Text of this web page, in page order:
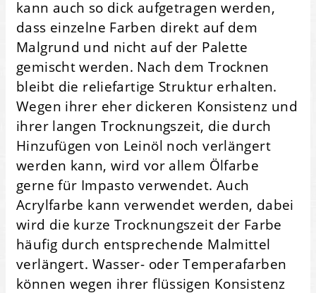
kann auch so dick aufgetragen werden,
dass einzelne Farben direkt auf dem
Malgrund und nicht auf der Palette
gemischt werden. Nach dem Trocknen
bleibt die reliefartige Struktur erhalten.
Wegen ihrer eher dickeren Konsistenz und
ihrer langen Trocknungszeit, die durch
Hinzufügen von Leinöl noch verlängert
werden kann, wird vor allem Ölfarbe
gerne für Impasto verwendet. Auch
Acrylfarbe kann verwendet werden, dabei
wird die kurze Trocknungszeit der Farbe
häufig durch entsprechende Malmittel
verlängert. Wasser- oder Temperafarben
können wegen ihrer flüssigen Konsistenz